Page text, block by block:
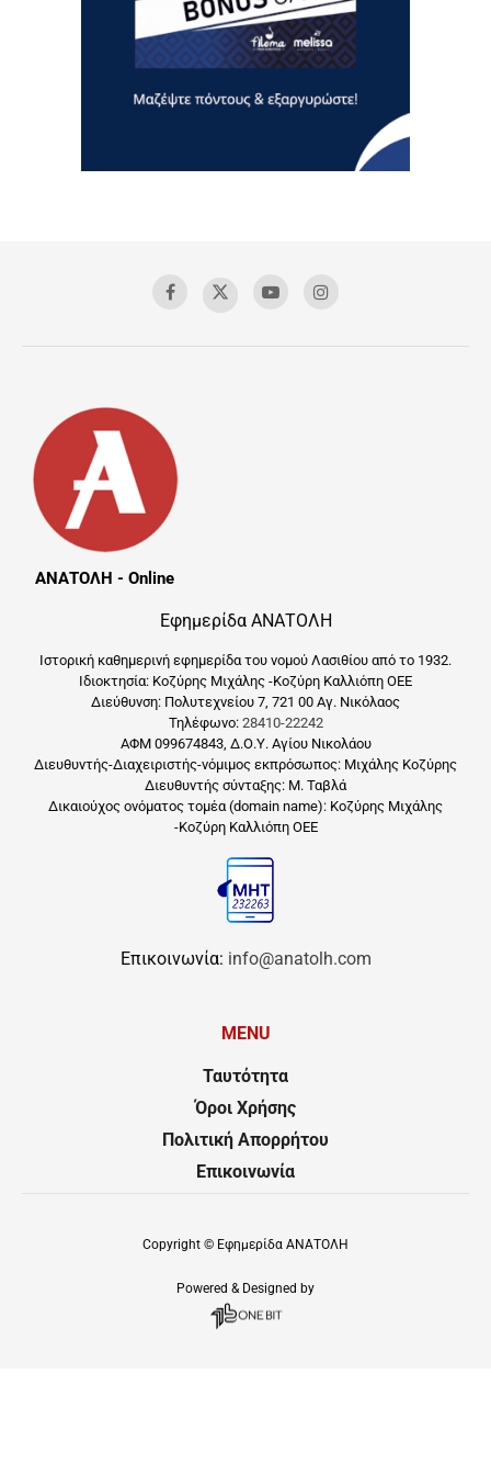
ΑΝΑΤΟΛΗ - Online
Εφημερίδα ΑΝΑΤΟΛΗ
Ιστορική καθημερινή εφημερίδα του νομού Λασιθίου από το 1932.
Ιδιοκτησία: Κοζύρης Μιχάλης -Κοζύρη Καλλιόπη ΟΕΕ
Διεύθυνση: Πολυτεχνείου 7, 721 00 Αγ. Νικόλαος
Τηλέφωνο: 28410-22242
ΑΦΜ 099674843, Δ.Ο.Υ. Αγίου Νικολάου
Διευθυντής-Διαχειριστής-νόμιμος εκπρόσωπος: Μιχάλης Κοζύρης
Διευθυντής σύνταξης: Μ. Ταβλά
Δικαιούχος ονόματος τομέα (domain name): Κοζύρης Μιχάλης
-Κοζύρη Καλλιόπη ΟΕΕ
Επικοινωνία: info@anatolh.com
MENU
Ταυτότητα
Όροι Χρήσης
Πολιτική Απορρήτου
Επικοινωνία
Copyright © Εφημερίδα ΑΝΑΤΟΛΗ
Powered & Designed by